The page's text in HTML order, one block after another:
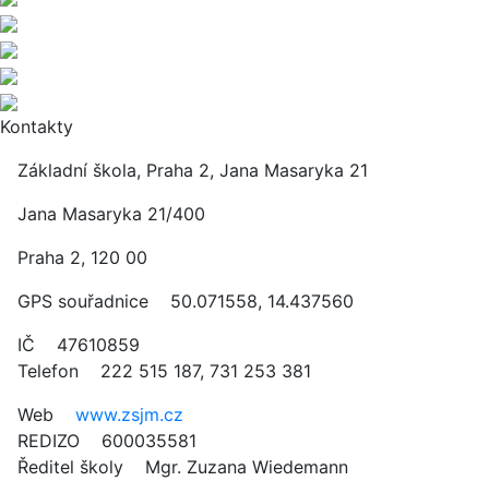
Kontakty
Základní škola, Praha 2, Jana Masaryka 21
Jana Masaryka 21/400
Praha 2, 120 00
GPS souřadnice 50.071558, 14.437560
IČ 47610859
Telefon 222 515 187, 731 253 381
Web www.zsjm.cz
REDIZO 600035581
Ředitel školy Mgr. Zuzana Wiedemann